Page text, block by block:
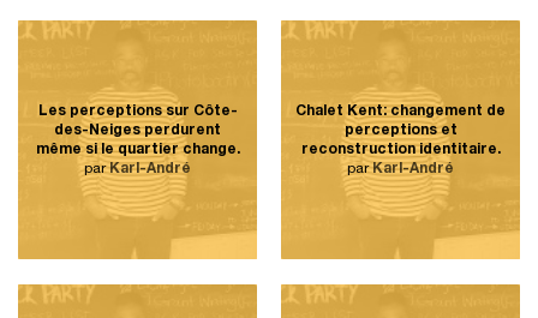
Les perceptions sur Côte-
des-Neiges perdurent
même si le quartier change.
parKarl-André
Chalet Kent: changement de
perceptions et
reconstruction identitaire.
parKarl-André